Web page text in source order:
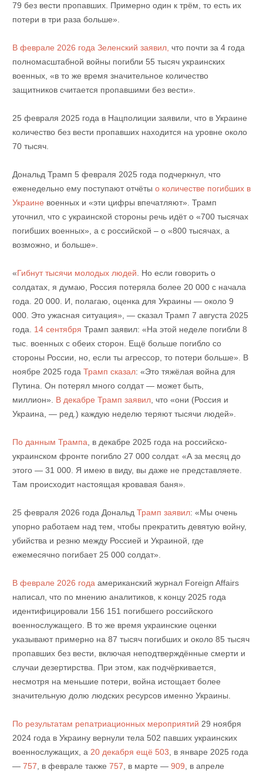
79 без вести пропавших. Примерно один к трём, то есть их
потери в три раза больше».
В феврале 2026 года Зеленский заявил, что почти за 4 года
полномасштабной войны погибли 55 тысяч украинских
военных, «в то же время значительное количество
защитников считается пропавшими без вести».
25 февраля 2025 года в Нацполиции заявили, что в Украине
количество без вести пропавших находится на уровне около
70 тысяч.
Дональд Трамп 5 февраля 2025 года подчеркнул, что
еженедельно ему поступают отчёты о количестве погибших в
Украине военных и «эти цифры впечатляют». Трамп
уточнил, что с украинской стороны речь идёт о «700 тысячах
погибших военных», а с российской – о «800 тысячах, а
возможно, и больше».
«Гибнут тысячи молодых людей. Но если говорить о
солдатах, я думаю, Россия потеряла более 20 000 с начала
года. 20 000. И, полагаю, оценка для Украины — около 9
000. Это ужасная ситуация», — сказал Трамп 7 августа 2025
года. 14 сентября Трамп заявил: «На этой неделе погибли 8
тыс. военных с обеих сторон. Ещё больше погибло со
стороны России, но, если ты агрессор, то потери больше». В
ноябре 2025 года Трамп сказал: «Это тяжёлая война для
Путина. Он потерял много солдат — может быть,
миллион». В декабре Трамп заявил, что «они (Россия и
Украина, — ред.) каждую неделю теряют тысячи людей».
По данным Трампа, в декабре 2025 года на российско-
украинском фронте погибло 27 000 солдат. «А за месяц до
этого — 31 000. Я имею в виду, вы даже не представляете.
Там происходит настоящая кровавая баня».
25 февраля 2026 года Дональд Трамп заявил: «Мы очень
упорно работаем над тем, чтобы прекратить девятую войну,
убийства и резню между Россией и Украиной, где
ежемесячно погибает 25 000 солдат».
В феврале 2026 годаамериканский журнал Foreign Affairs
написал, что по мнению аналитиков, к концу 2025 года
идентифицировали 156 151 погибшего российского
военнослужащего. В то же время украинские оценки
указывают примерно на 87 тысяч погибших и около 85 тысяч
пропавших без вести, включая неподтверждённые смерти и
случаи дезертирства. При этом, как подчёркивается,
несмотря на меньшие потери, война истощает более
значительную долю людских ресурсов именно Украины.
По результатам репатриационных мероприятий 29 ноября
2024 года в Украину вернули тела 502 павших украинских
военнослужащих, а20 декабря ещё 503, в январе 2025 года
— 757, в феврале также 757, в марте — 909, в апреле